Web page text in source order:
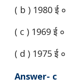
( b ) 1980 ई ०
( c ) 1969 ई ०
( d ) 1975 ई ०
Answer- c